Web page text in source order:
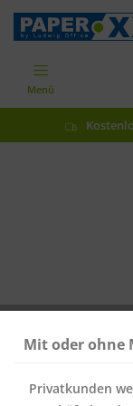
Menü
Mit oder ohne
Privatkunden